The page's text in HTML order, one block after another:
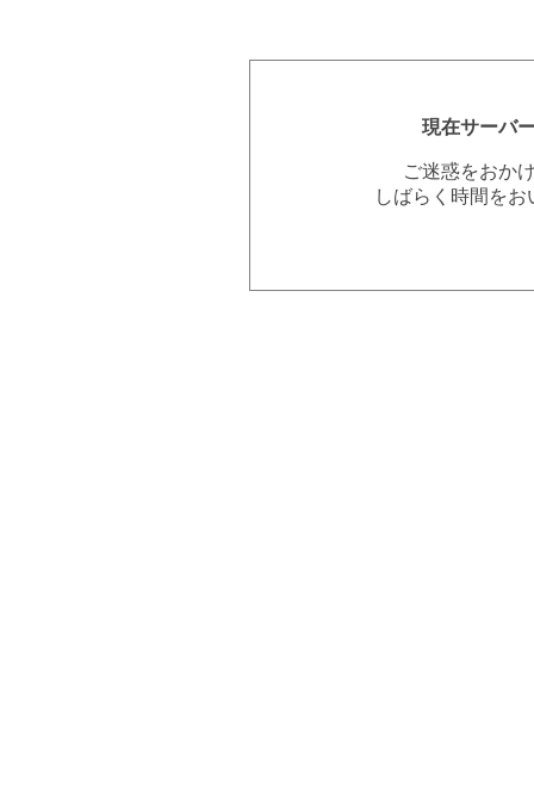
現在サーバ
ご迷惑をおか
しばらく時間を